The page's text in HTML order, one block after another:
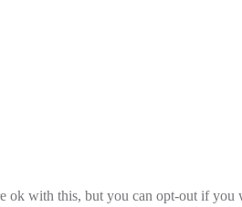
ok with this, but you can opt-out if you